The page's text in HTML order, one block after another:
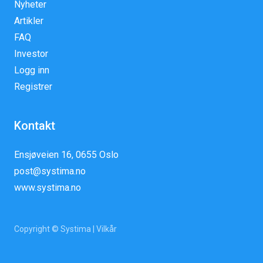
Nyheter
Artikler
FAQ
Investor
Logg inn
Registrer
Kontakt
Ensjøveien 16, 0655 Oslo
post@systima.no
www.systima.no
Copyright © Systima | Vilkår